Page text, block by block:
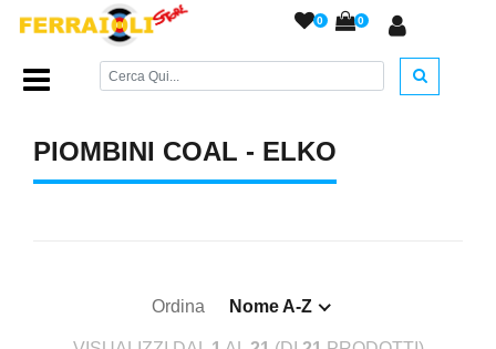
0 0
Home Page/PIOMBINI/Piombini COAL - ELKO/
PIOMBINI COAL - ELKO
Ordina Nome A-Z